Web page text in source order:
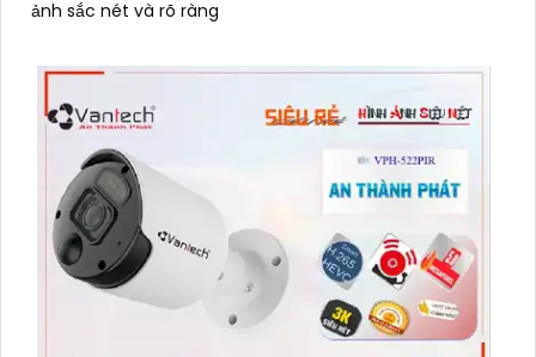
ảnh sắc nét và rõ ràng